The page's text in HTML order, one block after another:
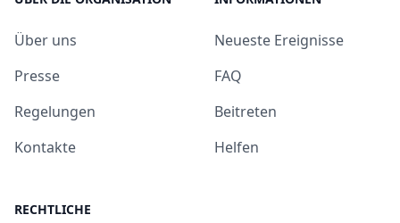
Über uns
Presse
Regelungen
Kontakte
Neueste Ereignisse
FAQ
Beitreten
Helfen
RECHTLICHE